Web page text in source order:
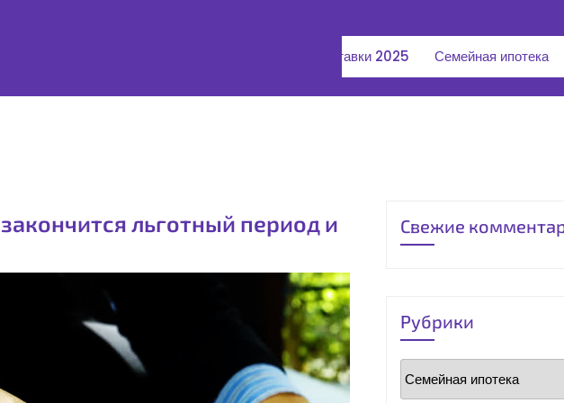
Процентные ставки 2025 Семейная ипотека
льготный период и
Свежие
Рубрики
Рубрики